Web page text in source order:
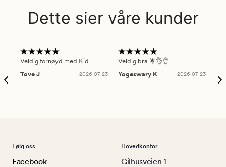
Dette sier våre kunder
Veldig fornøyd med Kid
Tove J
2026-07-23
Veldig bra 🌟👌👌
Yogeswary K
2026-07-23
Følg oss
Facebook
Hovedkontor
Gilhusveien 1